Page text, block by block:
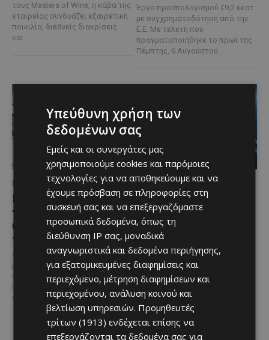
τους Masters of Wine, η κάβα της
εταιρείας συνδυάζει εξαιρετική
ποικιλία, διεθνείς διακρίσεις
και...
Έργο προϋπολογισμού €9,2 εκατ.
με συγχρηματοδότηση από την
Ε.Ε. Με τελετή που
πραγματοποιήθηκε το πρωί της
Πέμπτης, 6 Αυγούστου...
ΜΈΝΟΥΜΕ ΕΝΗΜΕΡΩΜΈΝΟΙ
Η Mercedes-Benz
γιορτάζει έναν αιώνα
ιστορίας και κοιτάζει
προς το μέλλον
Λίγες αυτοκινητοβιομηχανίες
μπορούν να ισχυριστούν ότι το
όνομά τους έγινε συνώνυμο της
ίδιας της ιστορίας του
αυτοκινήτου. Η...
ΜΈΝΟΥΜΕ ΕΝΗΜΕΡΩΜΈΝΟΙ
Ο τουρισμός ως εθνική
υπόθεση
Του Γιάννου Πανταζή* Είναι κοινή
πεποίθηση ότι ο τουρισμός
αποτελεί μία από τις
σημαντικότερες βιομηχανίες της
Κύπρου και διαχρονικά...
Υπεύθυνη χρήση των
δεδομένων σας
Εμείς και οι συνεργάτες μας
χρησιμοποιούμε cookies και παρόμοιες
τεχνολογίες για να αποθηκεύουμε και να
έχουμε πρόσβαση σε πληροφορίες στη
συσκευή σας και να επεξεργαζόμαστε
προσωπικά δεδομένα, όπως τη
διεύθυνση IP σας, μοναδικά
αναγνωριστικά και δεδομένα περιήγησης,
για εξατομικευμένες διαφημίσεις και
περιεχόμενο, μέτρηση διαφημίσεων και
περιεχομένου, ανάλυση κοινού και
βελτίωση υπηρεσιών. Προμηθευτές
τρίτων (1913) ενδέχεται επίσης να
επεξεργάζονται τα δεδομένα σας για